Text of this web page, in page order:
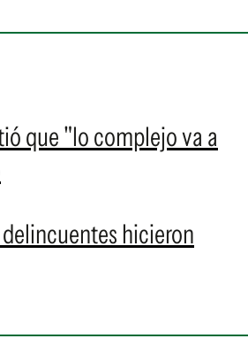
que "lo complejo va a
hicieron